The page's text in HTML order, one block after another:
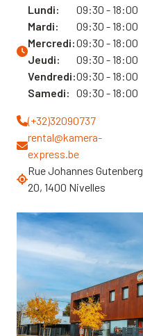
Lundi:
09:30 - 18:00
Mardi:
09:30 - 18:00
Mercredi:09:30 - 18:00
Jeudi:
09:30 - 18:00
Vendredi:09:30 - 18:00
Samedi: 09:30 - 18:00
(+32)32090737
rental@kamera-
express.be
Rue Johannes Gutenberg
20, 1400 Nivelles